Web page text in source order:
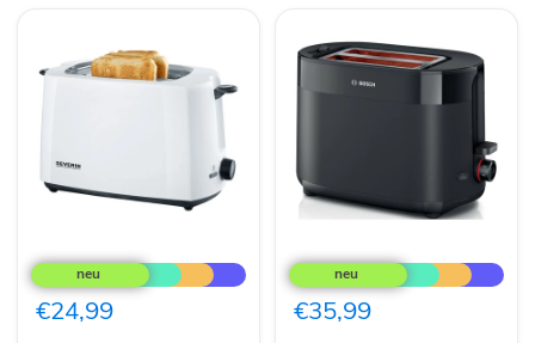
Toaster
2
Scheiben
AT
€24,99
TAT2M123
Toaster
6
2€35,99